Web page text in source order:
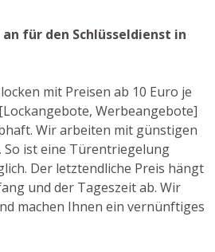
für den Schlüsseldienst in
mit Preisen ab 10 Euro je
Werbeangebote]
Wir arbeiten mit günstigen
ist eine Türentriegelung
Der letztendliche Preis hängt
und der Tageszeit ab. Wir
machen Ihnen ein vernünftiges